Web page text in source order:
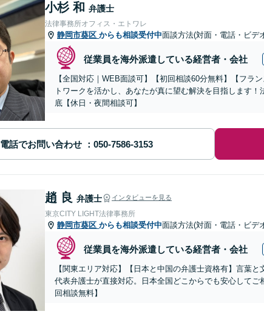
小杉 和 弁護士
法律事務所オフィス・エトワレ
静岡市葵区 からも相談受付中面談方法(対面・電話・ビデ
従業員を海外派遣している経営者・会社
【全国対応｜WEB面談可】【初回相談60分無料】【フラ
トワークを活かし、あなたが真に望む解決を目指します
底【休日・夜間相談可】
電話でお問い合わせ
趙 良 弁護士 インタビューを見る
東京CITY LIGHT法律事務所
静岡市葵区 からも相談受付中面談方法(対面・電話・ビデ
従業員を海外派遣している経営者・会社
【関東エリア対応】【日本と中国の弁護士資格有】言葉
代表弁護士が直接対応。日本全国どこからでも安心して
回相談無料】